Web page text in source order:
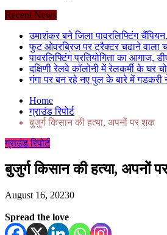
Recent News
उमाशंकर बने जिला पावरलिफ्टिंग
फुट ओवरब्रिज पर ट्रैक्टर चढ़ाने वाला
पावरलिफ्टिंग प्रतियोगिता का आगाज,
दक्षिणी रेलवे कॉलोनी में रेलकर्मी के घर
गंगा पर बन रहे नए पुल के बारे में गडकरी
Home
ग्राउंड रिपोर्ट
बुजुर्ग किसान की हत्या, अपनों पर शक
ग्राउंड रिपोर्ट
बुजुर्ग किसान की हत्या, अपनों
August 16, 20230
Spread the love